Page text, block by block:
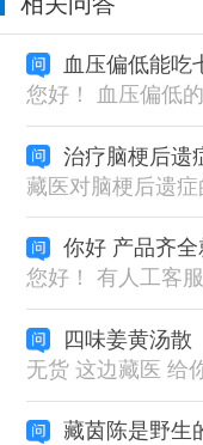
血压偏低能吃七十味珍珠
治疗脑梗后遗
你好 产品齐
四味姜黄汤散
藏茵陈是野生的吗